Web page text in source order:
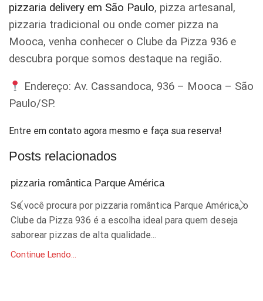
pizzaria delivery em São Paulo, pizza artesanal,
pizzaria tradicional ou onde comer pizza na
Mooca, venha conhecer o Clube da Pizza 936 e
descubra porque somos destaque na região.
Endereço: Av. Cassandoca, 936 – Mooca – São
Paulo/SP.
Entre em contato agora mesmo e faça sua reserva!
Posts relacionados
pizzaria romântica Parque América
Se você procura por pizzaria romântica Parque América, o
Clube da Pizza 936 é a escolha ideal para quem deseja
saborear pizzas de alta qualidade...
Continue Lendo...